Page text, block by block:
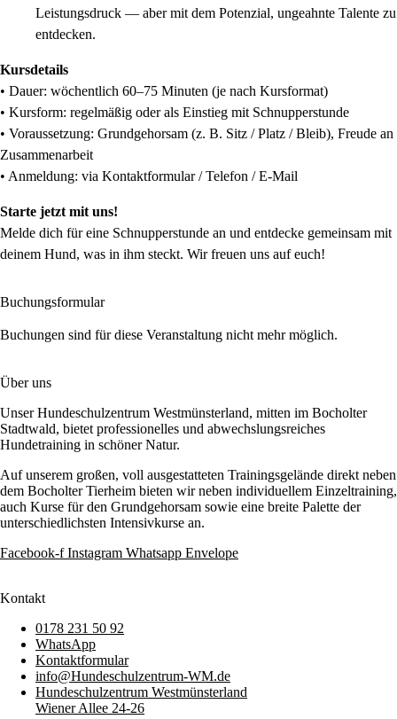
Leistungsdruck — aber mit dem Potenzial, ungeahnte Talente zu
entdecken.
Kursdetails
• Dauer: wöchentlich 60–75 Minuten (je nach Kursformat)
• Kursform: regelmäßig oder als Einstieg mit Schnupperstunde
• Voraussetzung: Grundgehorsam (z. B. Sitz / Platz / Bleib), Freude an
Zusammenarbeit
• Anmeldung: via Kontaktformular / Telefon / E-Mail
Starte jetzt mit uns!
Melde dich für eine Schnupperstunde an und entdecke gemeinsam mit
deinem Hund, was in ihm steckt. Wir freuen uns auf euch!
Buchungsformular
Buchungen sind für diese Veranstaltung nicht mehr möglich.
Über uns
Unser Hundeschulzentrum Westmünsterland, mitten im Bocholter
Stadtwald, bietet professionelles und abwechslungsreiches
Hundetraining in schöner Natur.
Auf unserem großen, voll ausgestatteten Trainingsgelände direkt neben
dem Bocholter Tierheim bieten wir neben individuellem Einzeltraining,
auch Kurse für den Grundgehorsam sowie eine breite Palette der
unterschiedlichsten Intensivkurse an.
Facebook-f Instagram Whatsapp Envelope
Kontakt
0178 231 50 92
WhatsApp
Kontaktformular
info@Hundeschulzentrum-WM.de
Hundeschulzentrum Westmünsterland
Wiener Allee 24-26